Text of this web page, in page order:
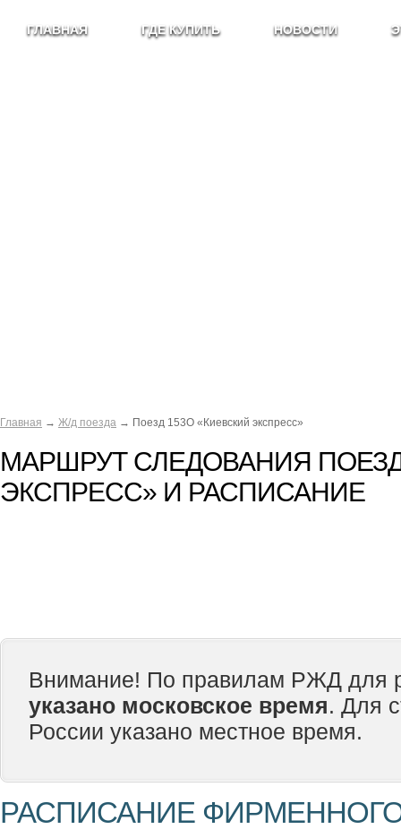
ГЛАВНАЯ ГДЕ КУПИТЬ НОВОСТИ
Главная → Ж/д поезда → Поезд 153О «Киевский экспресс»
МАРШРУТ СЛЕДОВАНИЯ
ЭКСПРЕСС» И РАСПИСАНИЕ
Внимание! По правилам РЖД для
указано московское время. Для
России указано местное время.
РАСПИСАНИЕ